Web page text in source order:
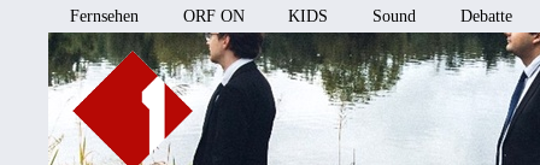
Fernsehen ORF ON KIDS Sound Debatte